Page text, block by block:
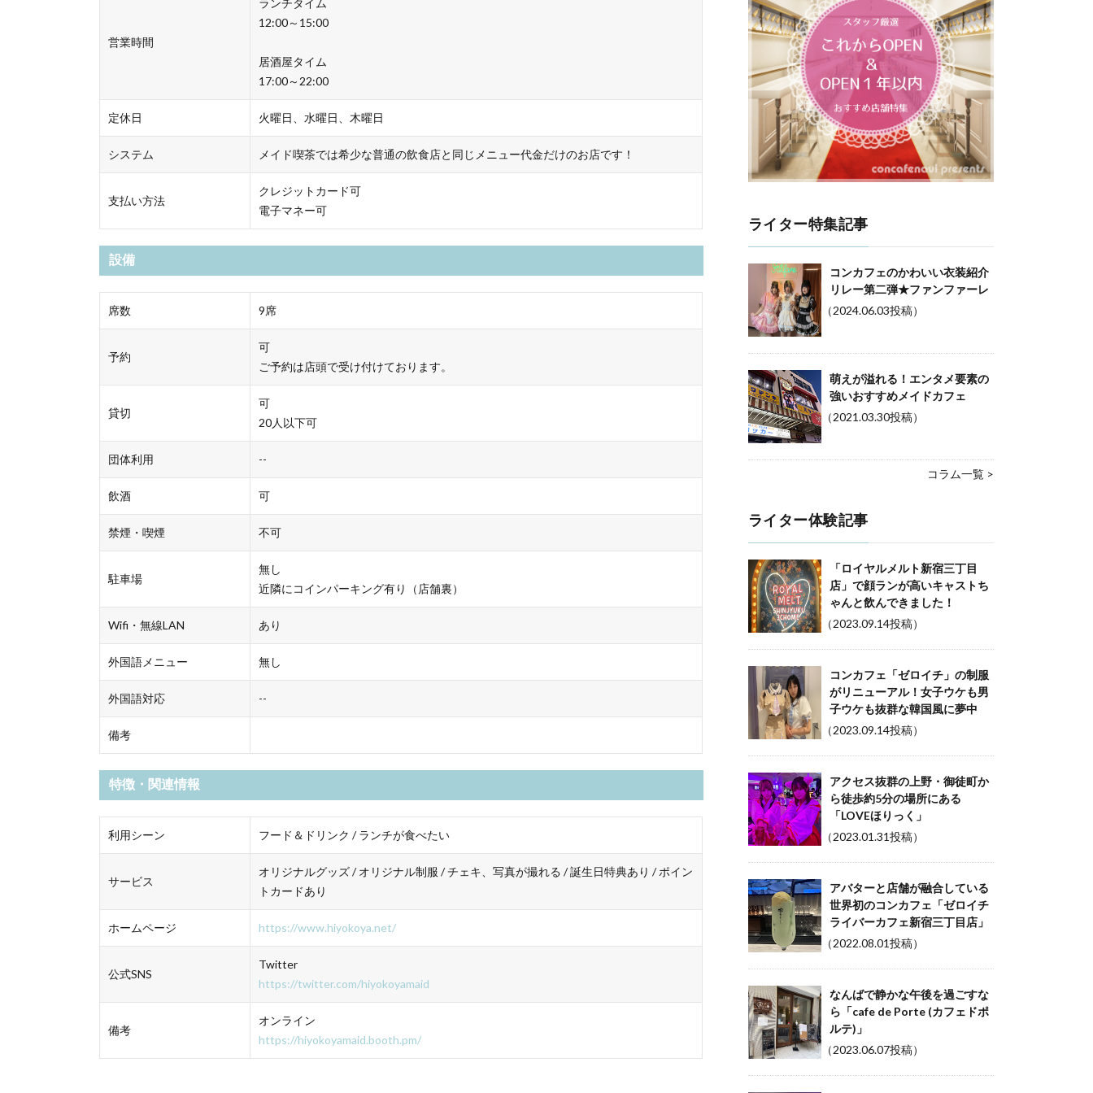
営業時間
ランチタイム
12:00～15:00
居酒屋タイム
17:00～22:00
定休日 火曜日、水曜日、木曜日
システム メイド喫茶では希少な普通の飲食店と同じメニュー代金だけのお店です！
支払い方法
クレジットカード可
電子マネー可
設備
席数 9席
予約
可
ご予約は店頭で受け付けております。
貸切
可
20人以下可
団体利用 --
飲酒 可
禁煙・喫煙 不可
駐車場
無し
近隣にコインパーキング有り（店舗裏）
Wifi・無線LAN あり
外国語メニュー 無し
外国語対応 --
備考
特徴・関連情報
利用シーン フード＆ドリンク / ランチが食べたい
サービス
オリジナルグッズ / オリジナル制服 / チェキ、写真が撮れる / 誕生日特典あり / ポイン
トカードあり
ホームページ https://www.hiyokoya.net/
公式SNS
Twitter
https://twitter.com/hiyokoyamaid
備考
オンライン
https://hiyokoyamaid.booth.pm/
ライター特集記事
コンカフェのかわいい衣装紹介
リレー第二弾★ファンファーレ
（2024.06.03投稿）
萌えが溢れる！エンタメ要素の
強いおすすめメイドカフェ
（2021.03.30投稿）
コラム一覧 >
ライター体験記事
「ロイヤルメルト新宿三丁目
店」で顔ランが高いキャストち
ゃんと飲んできました！
（2023.09.14投稿）
コンカフェ「ゼロイチ」の制服
がリニューアル！女子ウケも男
子ウケも抜群な韓国風に夢中
（2023.09.14投稿）
アクセス抜群の上野・御徒町か
ら徒歩約5分の場所にある
「LOVEほりっく」
（2023.01.31投稿）
アバターと店舗が融合している
世界初のコンカフェ「ゼロイチ
ライバーカフェ新宿三丁目店」
（2022.08.01投稿）
なんばで静かな午後を過ごすな
ら「cafe de Porte (カフェドポ
ルテ)」
（2023.06.07投稿）